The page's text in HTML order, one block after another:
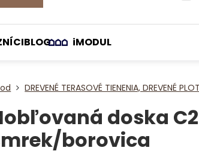
BLOG iMODUL
DREVENÉ TERASOVÉ TIENENIA, DREVENÉ
doska
borovica